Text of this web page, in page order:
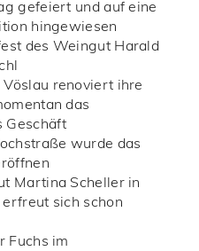
gefeiert und auf eine
hingewiesen
des Weingut Harald
Vöslau renoviert ihre
das
Geschäft
wurde das
Martina Scheller in
sich schon
Fuchs im